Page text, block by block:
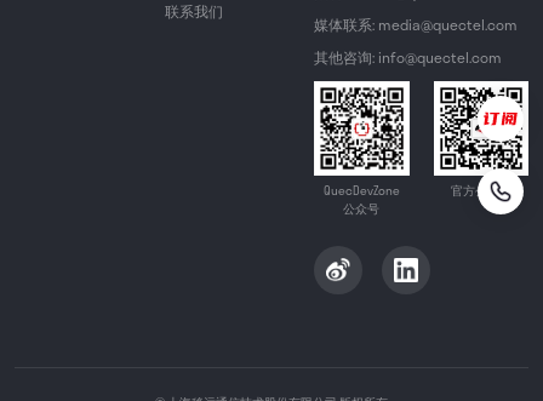
联系我们
媒体联系: media@quectel.com
其他咨询: info@quectel.com
QuecDevZone
公众号
官方公众号